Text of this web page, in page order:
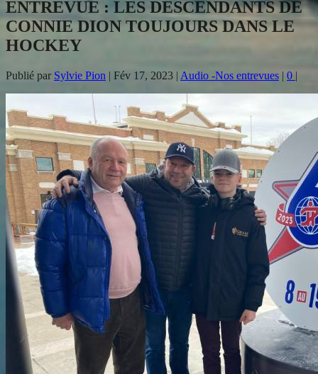
ENTREVUE : LES DESCENDANTS DE
CONNIE DION TOUJOURS DANS LE
HOCKEY
Publié par Sylvie Pion | Fév 17, 2023 | Audio -Nos entrevues | 0 |